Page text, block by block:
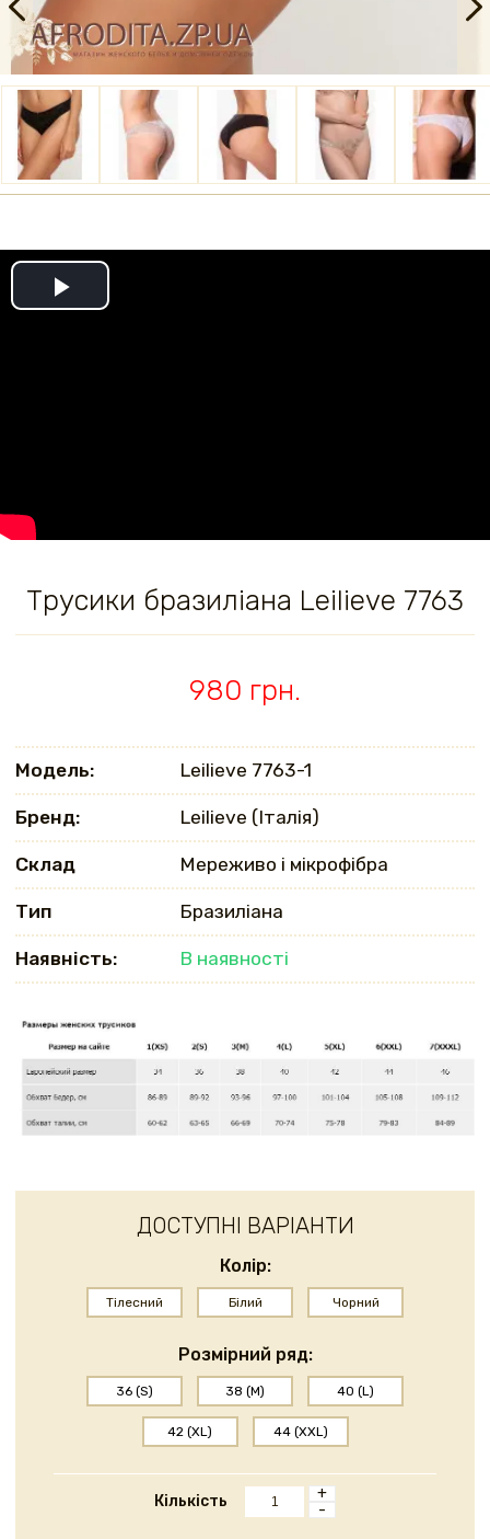
Play
Трусики бразиліана Leilieve 7763
980 грн.
Модель: Leilieve 7763-1
Бренд: Leilieve (Італія)
Склад Мереживо і мікрофібра
Тип Бразиліана
Наявність: В наявності
ДОСТУПНІ ВАРІАНТИ
Колір:
Тілесний Білий Чорний
Розмірний ряд:
36 (S) 38 (M) 40 (L)
42 (XL) 44 (XXL)
Кількість
+
-